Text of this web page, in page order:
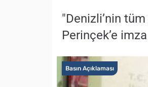
"Denizli’nin
Perinçek’e
Basın Açıklaması